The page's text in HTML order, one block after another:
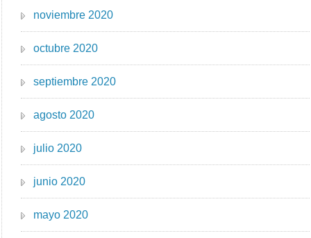
noviembre 2020
octubre 2020
septiembre 2020
agosto 2020
julio 2020
junio 2020
mayo 2020